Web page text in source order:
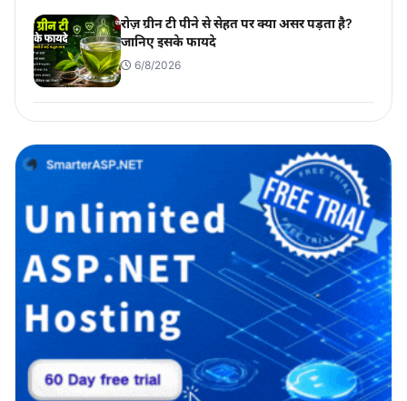
रोज़ ग्रीन टी पीने से सेहत पर क्या असर पड़ता है?
जानिए इसके फायदे
6/8/2026